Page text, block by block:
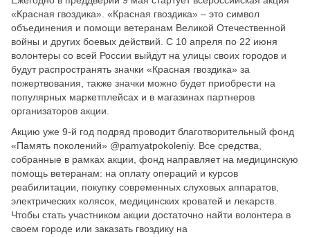
«Красная гвоздика». «Красная гвоздика» – это символ
объединения и помощи ветеранам Великой Отечественной
войны и других боевых действий. C 10 апреля по 22 июня
волонтеры со всей России выйдут на улицы своих городов и
будут распространять значки «Красная гвоздика» за
пожертвования, также значки можно будет приобрести на
популярных маркетплейсах и в магазинах партнеров
организаторов акции.
Акцию уже 9-й год подряд проводит благотворительный фонд
«Память поколений» @pamyatpokoleniy. Все средства,
собранные в рамках акции, фонд направляет на медицинскую
помощь ветеранам: на оплату операций и курсов
реабилитации, покупку современных слуховых аппаратов,
электрических колясок, медицинских кроватей и лекарств.
Чтобы стать участником акции достаточно найти волонтера в
своем городе или заказать гвоздику на